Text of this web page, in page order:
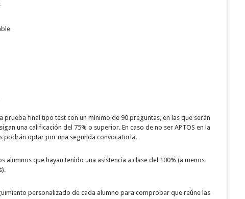
prueba final tipo test con un mínimo de 90 preguntas, en las que serán
una calificación del 75% o superior. En caso de no ser APTOS en la
podrán optar por una segunda convocatoria.
alumnos que hayan tenido una asistencia a clase del 100% (a menos
personalizado de cada alumno para comprobar que reúne las